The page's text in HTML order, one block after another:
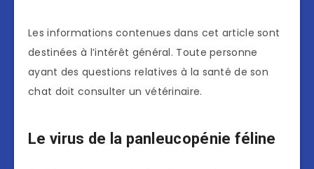
Les informations contenues dans cet article sont
destinées à l’intérêt général. Toute personne
ayant des questions relatives à la santé de son
chat doit consulter un vétérinaire.
Le virus de la panleucopénie féline